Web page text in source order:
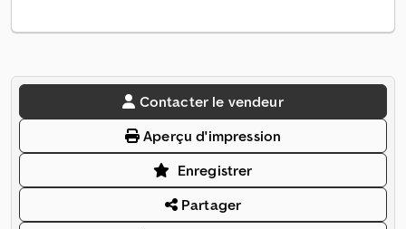
Contacter le vendeur
Aperçu d'impression
Enregistrer
Partager